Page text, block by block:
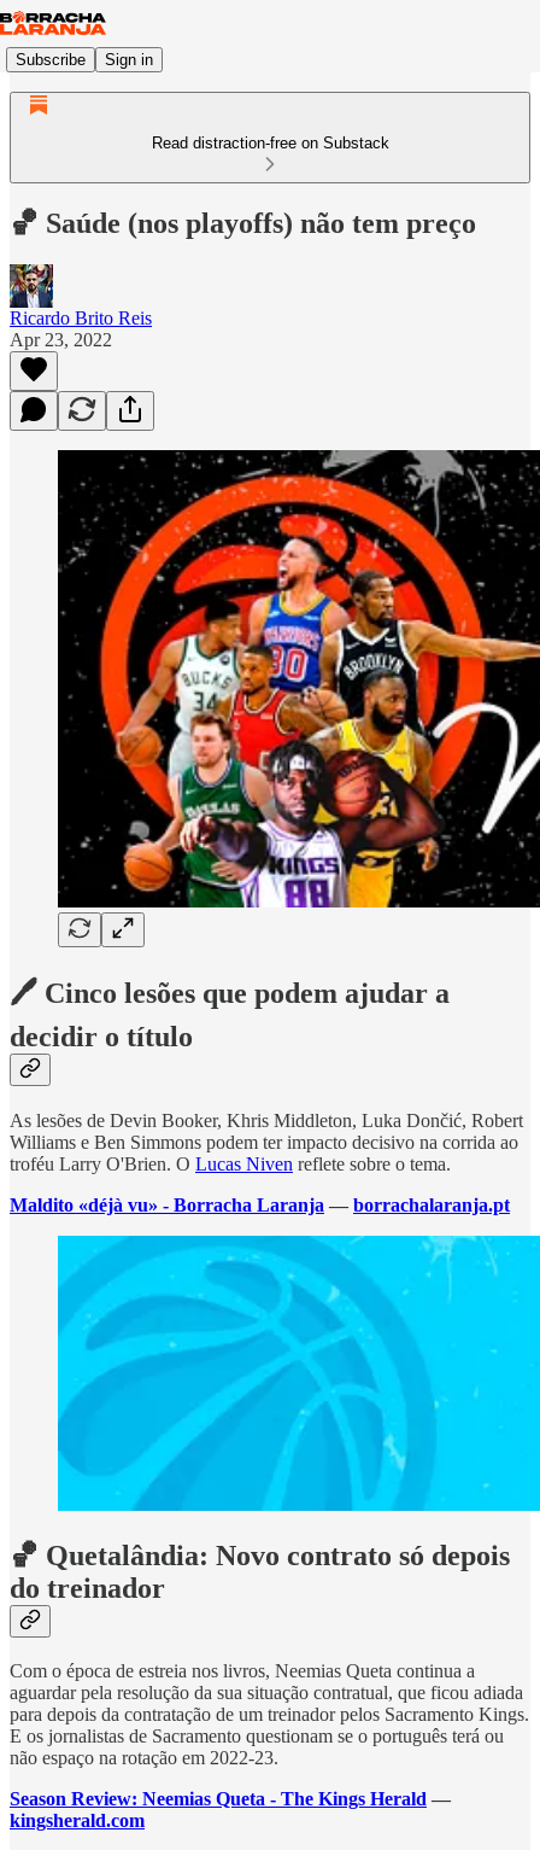
Subscribe Sign in
Read distraction-free on Substack
🏀 Saúde (nos playoffs) não tem preço
Ricardo Brito Reis
Apr 23, 2022
🖊️ Cinco lesões que podem ajudar a
decidir o título
As lesões de Devin Booker, Khris Middleton, Luka Dončić, Robert
Williams e Ben Simmons podem ter impacto decisivo na corrida ao
troféu Larry O'Brien. O Lucas Niven reflete sobre o tema.
Maldito «déjà vu» - Borracha Laranja — borrachalaranja.pt
🏀 Quetalândia: Novo contrato só depois
do treinador
Com o época de estreia nos livros, Neemias Queta continua a
aguardar pela resolução da sua situação contratual, que ficou adiada
para depois da contratação de um treinador pelos Sacramento Kings.
E os jornalistas de Sacramento questionam se o português terá ou
não espaço na rotação em 2022-23.
Season Review: Neemias Queta - The Kings Herald —
kingsherald.com